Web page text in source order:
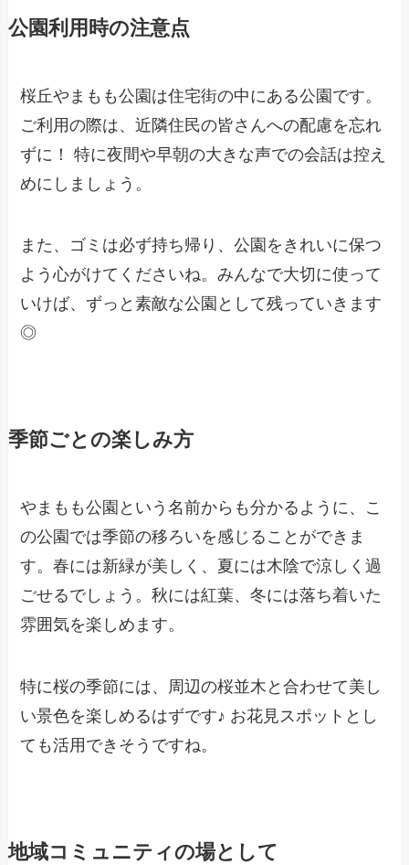
公園利用時の注意点
桜丘やまもも公園は住宅街の中にある公園です。
ご利用の際は、近隣住民の皆さんへの配慮を忘れ
ずに！ 特に夜間や早朝の大きな声での会話は控え
めにしましょう。
また、ゴミは必ず持ち帰り、公園をきれいに保つ
よう心がけてくださいね。みんなで大切に使って
いけば、ずっと素敵な公園として残っていきます
◎
季節ごとの楽しみ方
やまもも公園という名前からも分かるように、こ
の公園では季節の移ろいを感じることができま
す。春には新緑が美しく、夏には木陰で涼しく過
ごせるでしょう。秋には紅葉、冬には落ち着いた
雰囲気を楽しめます。
特に桜の季節には、周辺の桜並木と合わせて美し
い景色を楽しめるはずです♪ お花見スポットとし
ても活用できそうですね。
地域コミュニティの場として